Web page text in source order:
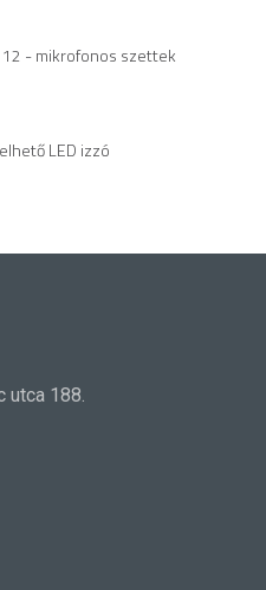
12 - mikrofonos szettek
LED izzó
utca 188.